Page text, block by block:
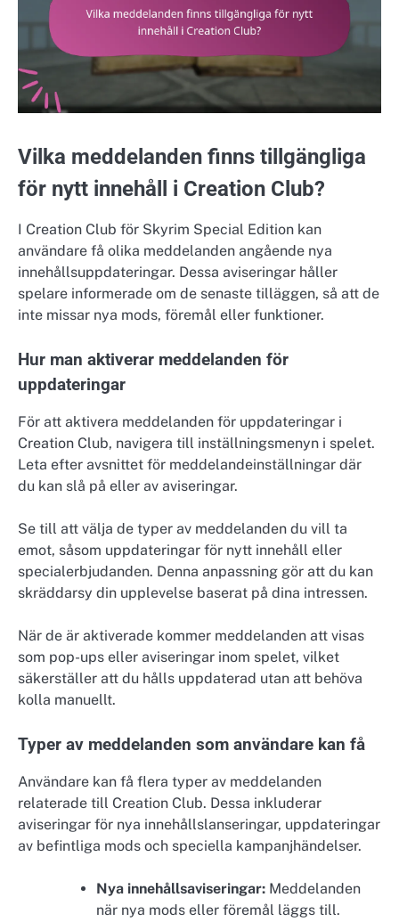
Vilka meddelanden finns tillgängliga
för nytt innehåll i Creation Club?
I Creation Club för Skyrim Special Edition kan
användare få olika meddelanden angående nya
innehållsuppdateringar. Dessa aviseringar håller
spelare informerade om de senaste tilläggen, så att de
inte missar nya mods, föremål eller funktioner.
Hur man aktiverar meddelanden för
uppdateringar
För att aktivera meddelanden för uppdateringar i
Creation Club, navigera till inställningsmenyn i spelet.
Leta efter avsnittet för meddelandeinställningar där
du kan slå på eller av aviseringar.
Se till att välja de typer av meddelanden du vill ta
emot, såsom uppdateringar för nytt innehåll eller
specialerbjudanden. Denna anpassning gör att du kan
skräddarsy din upplevelse baserat på dina intressen.
När de är aktiverade kommer meddelanden att visas
som pop-ups eller aviseringar inom spelet, vilket
säkerställer att du hålls uppdaterad utan att behöva
kolla manuellt.
Typer av meddelanden som användare kan få
Användare kan få flera typer av meddelanden
relaterade till Creation Club. Dessa inkluderar
aviseringar för nya innehållslanseringar, uppdateringar
av befintliga mods och speciella kampanjhändelser.
Nya innehållsaviseringar: Meddelanden
när nya mods eller föremål läggs till.